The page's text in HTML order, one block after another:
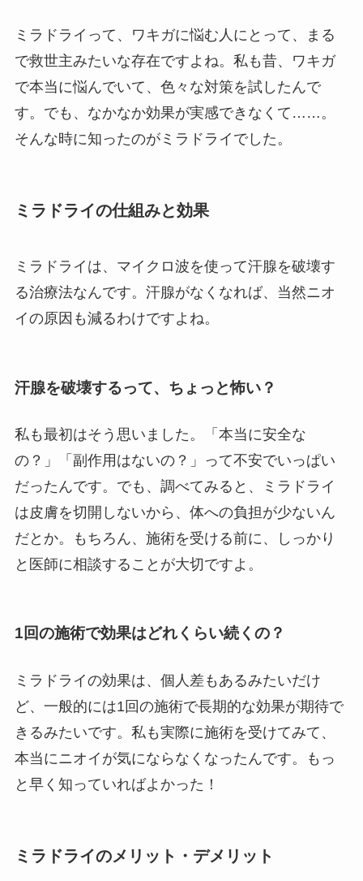
ミラドライって、ワキガに悩む人にとって、まる
で救世主みたいな存在ですよね。私も昔、ワキガ
で本当に悩んでいて、色々な対策を試したんで
す。でも、なかなか効果が実感できなくて……。
そんな時に知ったのがミラドライでした。
ミラドライの仕組みと効果
ミラドライは、マイクロ波を使って汗腺を破壊す
る治療法なんです。汗腺がなくなれば、当然ニオ
イの原因も減るわけですよね。
汗腺を破壊するって、ちょっと怖い？
私も最初はそう思いました。「本当に安全な
の？」「副作用はないの？」って不安でいっぱい
だったんです。でも、調べてみると、ミラドライ
は皮膚を切開しないから、体への負担が少ないん
だとか。もちろん、施術を受ける前に、しっかり
と医師に相談することが大切ですよ。
1回の施術で効果はどれくらい続くの？
ミラドライの効果は、個人差もあるみたいだけ
ど、一般的には1回の施術で長期的な効果が期待で
きるみたいです。私も実際に施術を受けてみて、
本当にニオイが気にならなくなったんです。もっ
と早く知っていればよかった！
ミラドライのメリット・デメリット